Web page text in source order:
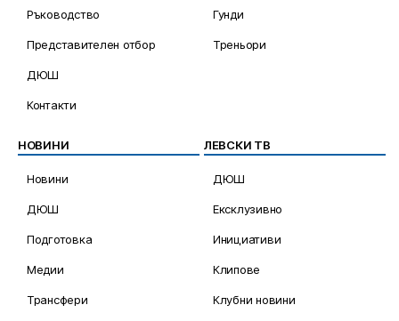
Ръководство
Представителен отбор
ДЮШ
Контакти
Гунди
Треньори
НОВИНИ
Новини
ДЮШ
Подготовка
Медии
Трансфери
ЛЕВСКИ ТВ
ДЮШ
Ексклузивно
Инициативи
Клипове
Клубни новини